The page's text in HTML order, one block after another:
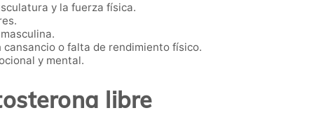
y la fuerza física.
o falta de rendimiento físico.
y mental.
libre